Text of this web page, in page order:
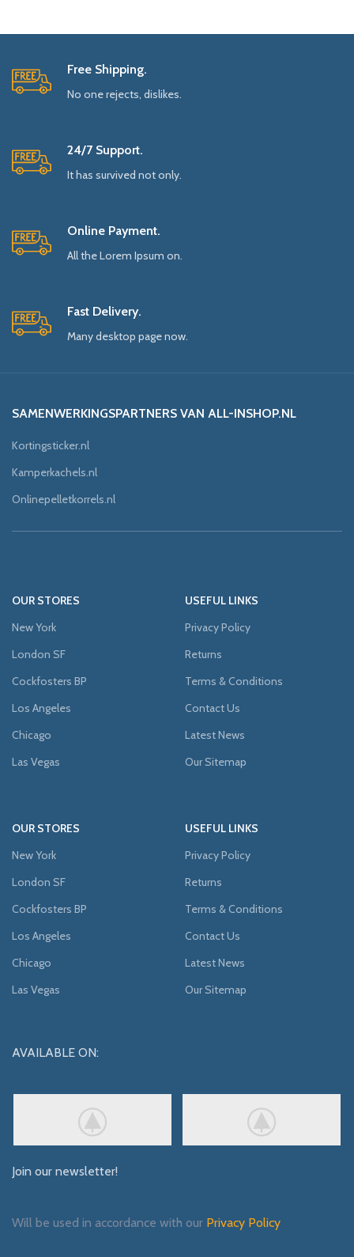
Free Shipping.
No one rejects, dislikes.
24/7 Support.
It has survived not only.
Online Payment.
All the Lorem Ipsum on.
Fast Delivery.
Many desktop page now.
SAMENWERKINGSPARTNERS VAN ALL-INSHOP.NL
Kortingsticker.nl
Kamperkachels.nl
Onlinepelletkorrels.nl
OUR STORES
New York
London SF
Cockfosters BP
Los Angeles
Chicago
Las Vegas
USEFUL LINKS
Privacy Policy
Returns
Terms & Conditions
Contact Us
Latest News
Our Sitemap
OUR STORES
New York
London SF
Cockfosters BP
Los Angeles
Chicago
Las Vegas
USEFUL LINKS
Privacy Policy
Returns
Terms & Conditions
Contact Us
Latest News
Our Sitemap
AVAILABLE ON:
Join our newsletter!
Will be used in accordance with our Privacy Policy